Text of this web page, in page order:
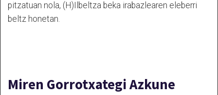
pitzatuan nola, (H)Ilbeltza beka irabazlearen eleberri
beltz honetan.
Miren Gorrotxategi Azkune